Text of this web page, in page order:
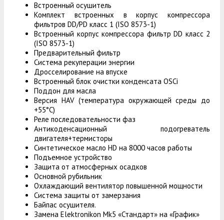
Встроенный осушитель
Комплект встроенных в корпус компрессора
фильтров DD/PD класс 1 (ISO 8573-1)
Встроенный корпус компрессора фильтр DD класс 2
(ISO 8573-1)
Предварительный фильтр
Система рекуперации энергии
Дросселирование на впуске
Встроенный блок очистки конденсата OSCi
Поддон для масла
Версия HAV (температура окружающей среды до
+55°С)
Реле последовательности фаз
Антикоденсационный подогреватель
двигателя+термисторы
Синтетическое масло HD на 8000 часов работы
Подъемное устройство
Защита от атмосферных осадков
Основной рубильник
Охлаждающий вентилятор повышенной мощности
Система защиты от замерзания
Байпас осушителя.
Замена Elektronikon Mk5 «Стандарт» на «График»